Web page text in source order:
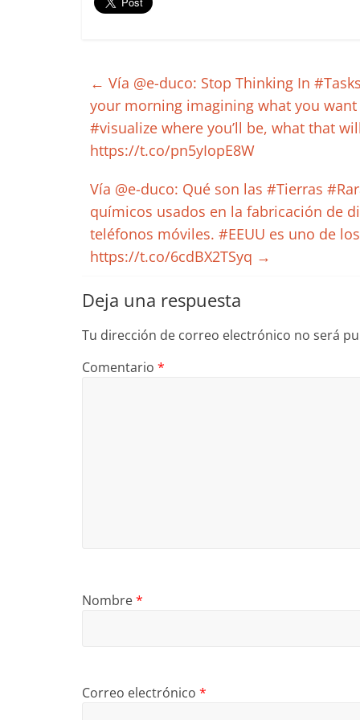
← Vía @e-duco: Stop Thinking In
your morning imagining what you
#visualize where you’ll be, what that
https://t.co/pn5yIopE8W
Vía @e-duco: Qué son las #Tierras
químicos usados en la fabricación de
teléfonos móviles. #EEUU es uno de
https://t.co/6cdBX2TSyq →
Deja una respuesta
Tu dirección de correo electrónico no será
Comentario *
Nombre*
Correo electrónico *